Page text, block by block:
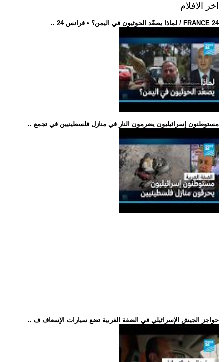
اخر الافلام
.. لماذا يصعّد الحوثيون في اليمن؟ • فرانس 24 / FRANCE 24
.. مستوطنون إسرائيليون يضرمون النار في منازل فلسطينيين في تجمع
.. حواجز الجيش الإسرائيلي في الضفة الغربية تضع سيارات الإسعاف ف